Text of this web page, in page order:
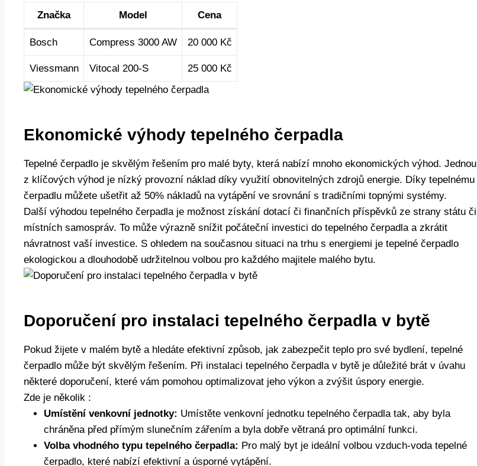
Značka
Model Cena
Bosch Compress ‍3000 AW 20 000 Kč
Viessmann Vitocal 200-S 25 000 Kč
Ekonomické⁣ výhody tepelného⁤ čerpadla
Tepelné čerpadlo je skvělým řešením pro‍ malé byty,⁤ která nabízí mnoho ekonomických‌ výhod. Jednou
z klíčových ‍výhod‌ je ‍nízký ⁤provozní⁢ náklad díky využití obnovitelných zdrojů⁢ energie. Díky tepelnému
⁤čerpadlu můžete ušetřit ‌až 50% nákladů na vytápění ve srovnání s tradičními topnými systémy.
Další výhodou tepelného čerpadla je možnost získání dotací či finančních příspěvků ze strany státu či
místních‍ samospráv. ⁢To může ⁢výrazně​ snížit⁢ počáteční investici​ do ⁣tepelného čerpadla ⁣a zkrátit
návratnost vaší investice.⁢ S ‌ohledem⁣ na současnou situaci na ​trhu⁢ s energiemi ⁣je tepelné⁢ čerpadlo
ekologickou a dlouhodobě udržitelnou volbou pro každého⁤ majitele malého‍ bytu.
Doporučení pro instalaci tepelného čerpadla v bytě
Pokud ‍žijete v malém bytě a hledáte efektivní způsob, jak zabezpečit teplo pro⁣ své bydlení, tepelné
čerpadlo⁢ může být skvělým řešením. Při⁤ instalaci tepelného čerpadla v bytě je důležité⁢ brát v úvahu
některé doporučení, které vám pomohou optimalizovat jeho výkon a zvýšit⁤ úspory energie.
Zde‌ je několik :
Umístění venkovní jednotky: ​Umístěte venkovní jednotku ​tepelného⁣ čerpadla tak,⁣ aby byla
chráněna‍ před přímým⁢ slunečním zářením a byla dobře větraná pro optimální⁢ funkci.
Volba‌ vhodného typu tepelného čerpadla: Pro malý byt je ideální⁢ volbou vzduch-voda​ tepelné‍
čerpadlo, ‌které nabízí efektivní a úsporné vytápění.